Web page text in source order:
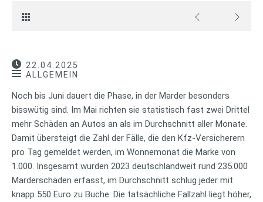
22.04.2025
ALLGEMEIN
Noch bis Juni dauert die Phase, in der Marder besonders
bisswütig sind. Im Mai richten sie statistisch fast zwei Drittel
mehr Schäden an Autos an als im Durchschnitt aller Monate.
Damit übersteigt die Zahl der Fälle, die den Kfz-Versicherern
pro Tag gemeldet werden, im Wonnemonat die Marke von
1.000. Insgesamt wurden 2023 deutschlandweit rund 235.000
Marderschäden erfasst, im Durchschnitt schlug jeder mit
knapp 550 Euro zu Buche. Die tatsächliche Fallzahl liegt höher,